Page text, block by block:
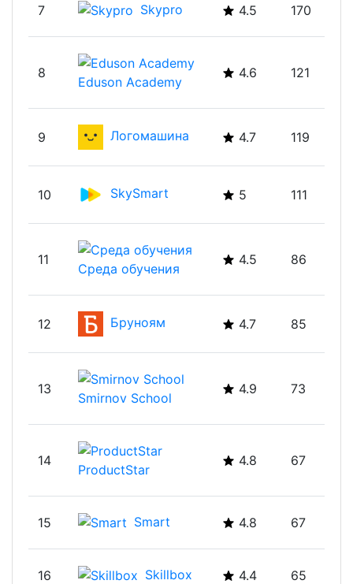
7 Skypro 4.5 170
8
Eduson Academy
4.6 121
9 Логомашина 4.7 119
10 SkySmart 5 111
11
Среда обучения
4.5 86
12 Бруноям 4.7 85
13
Smirnov School
4.9 73
14
ProductStar
4.8 67
15 Smart 4.8 67
16 Skillbox 4.4 65